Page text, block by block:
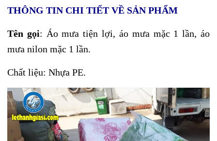
THÔNG TIN CHI TIẾT VỀ SẢN PHẨM
Tên gọi: Áo mưa tiện lợi, áo mưa mặc 1 lần, áo
mưa nilon mặc 1 lần.
Chất liệu: Nhựa PE.